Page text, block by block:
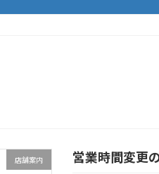
店舗案内 営業時間変更